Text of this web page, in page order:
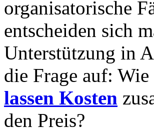
organisatorische
entscheiden sich
Unterstützung in
die Frage auf:
lassen Kosten
den Preis?